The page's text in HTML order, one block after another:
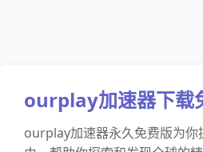
ourplay加速器下载
ourplay加速器永久免费版为你